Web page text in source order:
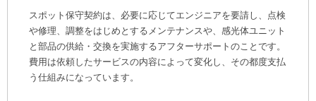
スポット保守契約は、必要に応じてエンジニアを要請し、点検
や修理、調整をはじめとするメンテナンスや、感光体ユニット
と部品の供給・交換を実施するアフターサポートのことです。
費用は依頼したサービスの内容によって変化し、その都度支払
う仕組みになっています。